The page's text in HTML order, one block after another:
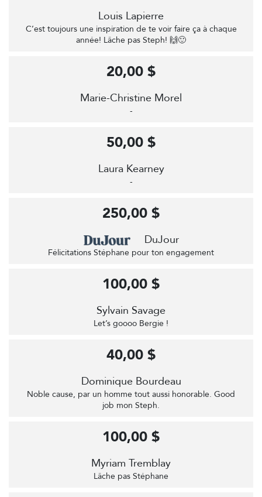
Louis Lapierre
C’est toujours une inspiration de te voir faire ça à chaque
année! Lâche pas Steph! 🙌🙂
Marie-Christine Morel
-
20,00 $
Laura Kearney
-
50,00 $
DuJour
Félicitations Stéphane pour ton engagement
250,00 $
Sylvain Savage
Let’s goooo Bergie !
100,00 $
Dominique Bourdeau
Noble cause, par un homme tout aussi honorable. Good
job mon Steph.
40,00 $
Myriam Tremblay
Lâche pas Stéphane
100,00 $